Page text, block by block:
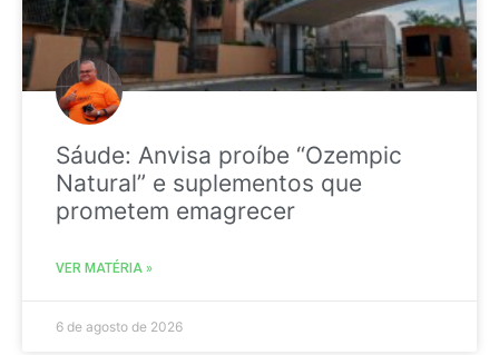
Sáude: Anvisa proíbe “Ozempic
Natural” e suplementos que
prometem emagrecer
VER MATÉRIA »
6 de agosto de 2026